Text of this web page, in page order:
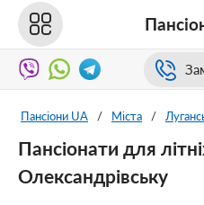
Пансіони UA / Міста /
Пансіонати для
Олександрівську